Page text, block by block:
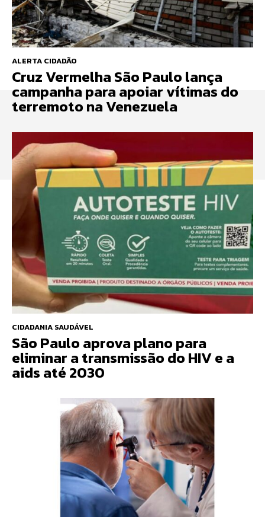
ALERTA CIDADÃO
Cruz Vermelha São Paulo lança
campanha para apoiar vítimas do
terremoto na Venezuela
CIDADANIA SAUDÁVEL
São Paulo aprova plano para
eliminar a transmissão do HIV e a
aids até 2030